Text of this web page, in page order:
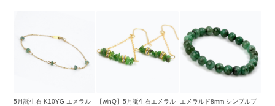
5月誕生石 K10YG エメラル
【winQ】5月誕生石エメラル
エメラルド8mm シンプルブ